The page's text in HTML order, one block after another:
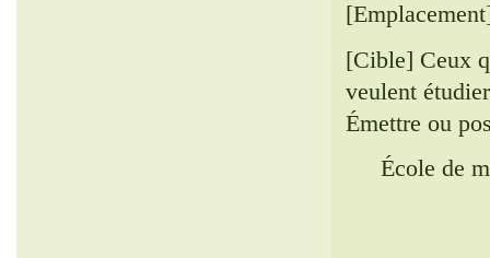
[Cible] Ceux
veulent
Émettre ou
École de